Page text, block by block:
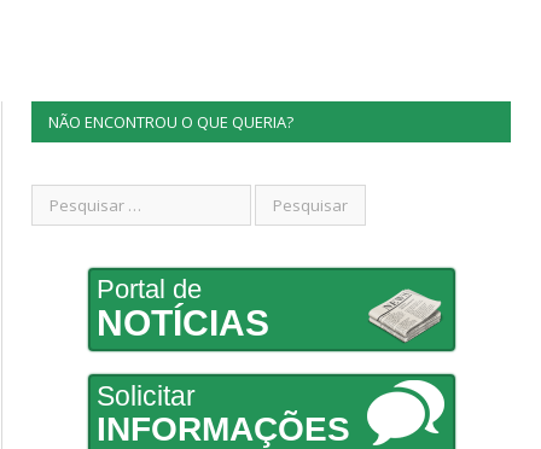
NÃO ENCONTROU O QUE QUERIA?
Portal de
NOTÍCIAS
Solicitar
INFORMAÇÕES